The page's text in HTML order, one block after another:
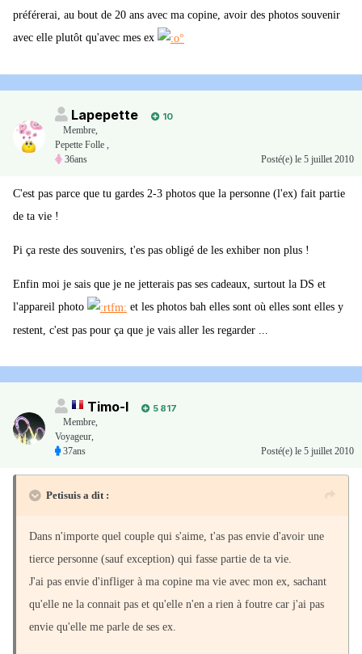
préférerai, au bout de 20 ans avec ma copine, avoir des photos souvenir
avec elle plutôt qu'avec mes ex
Lapepette
10
Membre,
Pepette Folle ,
36ans
Posté(e) le 5 juillet 2010
C'est pas parce que tu gardes 2-3 photos que la personne (l'ex) fait partie
de ta vie !
Pi ça reste des souvenirs, t'es pas obligé de les exhiber non plus !
Enfin moi je sais que je ne jetterais pas ses cadeaux, surtout la DS et
l'appareil photo
et les photos bah elles sont où elles sont elles y
restent, c'est pas pour ça que je vais aller les regarder ...
Timo-I
5 817
Membre,
Voyageur,
37ans
Posté(e) le 5 juillet 2010
Petisuis a dit :
Dans n'importe quel couple qui s'aime, t'as pas envie d'avoir une
tierce personne (sauf exception) qui fasse partie de ta vie.
J'ai pas envie d'infliger à ma copine ma vie avec mon ex, sachant
qu'elle ne la connait pas et qu'elle n'en a rien à foutre car j'ai pas
envie qu'elle me parle de ses ex.